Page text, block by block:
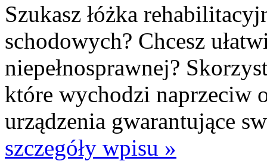
Szukasz łóżka
schodowych? Chcesz
niepełnosprawnej?
które wychodzi naprzeciw
urządzenia gwarantujące
szczegóły wpisu »